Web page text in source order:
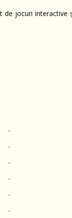
de jocuri interactive